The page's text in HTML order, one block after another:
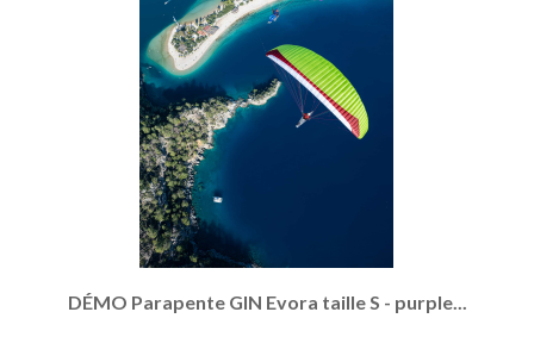
DÉMO Parapente GIN Evora taille S - purple...